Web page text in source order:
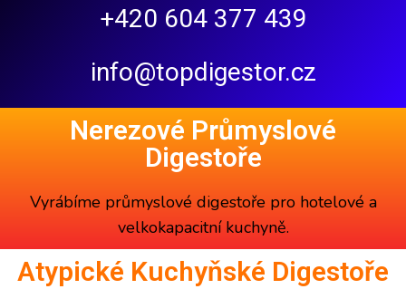
+420 604 377 439
info@topdigestor.cz
Nerezové Průmyslové
Digestoře
Vyrábíme průmyslové digestořepro hotelové a
velkokapacitní kuchyně.
Atypické Kuchyňské Digestoře